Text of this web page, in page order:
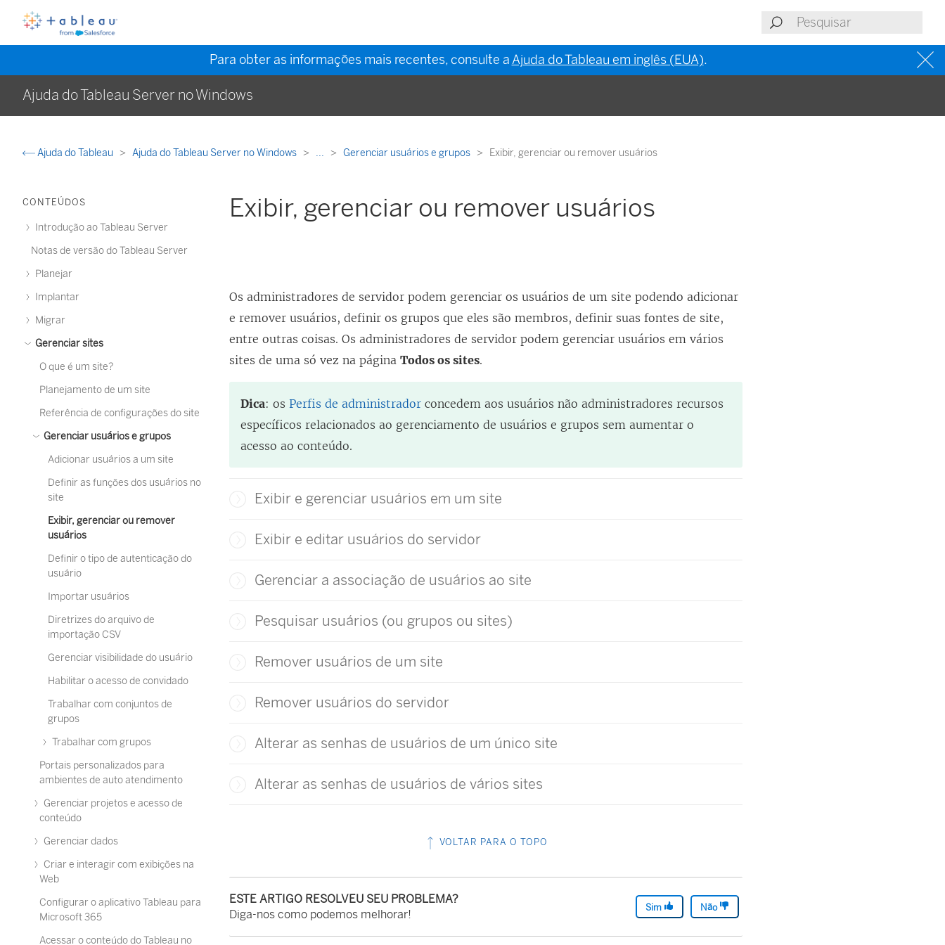
Para obter as informações mais recentes, consulte aAjuda do Tableau em inglês (EUA).
Ajuda do Tableau Server no Windows
Ajuda do Tableau Ajuda do Tableau Server no Windows ... Gerenciar usuários e grupos Exibir, gerenciar ou remover usuários
CONTEÚDOS
Introdução ao Tableau Server
Notas de versão do Tableau Server
Planejar
Implantar
Migrar
Gerenciar sites
O que é um site?
Planejamento de um site
Referência de configurações do site
Gerenciar usuários e grupos
Adicionar usuários a um site
Definir as funções dos usuários no
site
Exibir, gerenciar ou remover
usuários
Definir o tipo de autenticação do
usuário
Importar usuários
Diretrizes do arquivo de
importação CSV
Gerenciar visibilidade do usuário
Habilitar o acesso de convidado
Trabalhar com conjuntos de
grupos
Trabalhar com grupos
Portais personalizados para
ambientes de auto atendimento
Gerenciar projetos e acesso de
conteúdo
Gerenciar dados
Criar e interagir com exibições na
Web
Configurar o aplicativo Tableau para
Microsoft 365
Acessar o conteúdo do Tableau no
Exibir, gerenciar ou remover usuários
Os administradores de servidor podem gerenciar os usuários de um site podendo adicionar
e remover usuários, definir os grupos que eles são membros, definir suas fontes de site,
entre outras coisas. Os administradores de servidor podem gerenciar usuários em vários
sites de uma só vez na páginaTodos os sites.
Dica: osPerfis de administrador concedem aos usuários não administradores recursos
específicos relacionados ao gerenciamento de usuários e grupos sem aumentar o
acesso ao conteúdo.
Exibir e gerenciar usuários em um site
Exibir e editar usuários do servidor
Gerenciar a associação de usuários ao site
Pesquisar usuários (ou grupos ou sites)
Remover usuários de um site
Remover usuários do servidor
Alterar as senhas de usuários de um único site
Alterar as senhas de usuários de vários sites
VOLTAR PARA O TOPO
ESTE ARTIGO RESOLVEU SEU PROBLEMA?
Diga-nos como podemos melhorar!
Sim Não